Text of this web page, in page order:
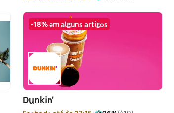
-18% em alguns artigos
Dunkin'